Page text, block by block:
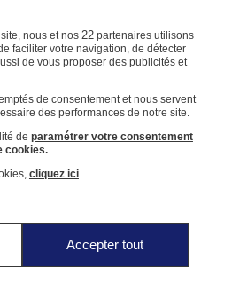
nous et nos 22partenaires utilisons
faciliter votre navigation, de détecter
de vous proposer des publicités et
de consentement et nous servent
des performances de notre site.
de paramétrer votre consentement
cookies.
cliquez ici.
Accepter tout